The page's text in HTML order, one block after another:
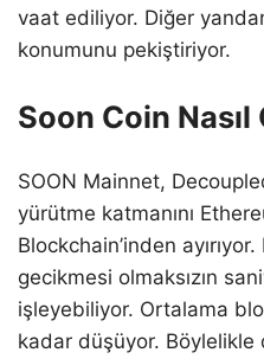
vaat ediliyor. Diğer
konumunu pekiştiriyor.
Soon Coin Nasıl
SOON Mainnet,
yürütme katmanını
Blockchain’inden
gecikmesi olmaksızın
işleyebiliyor. Ortalama
kadar düşüyor.